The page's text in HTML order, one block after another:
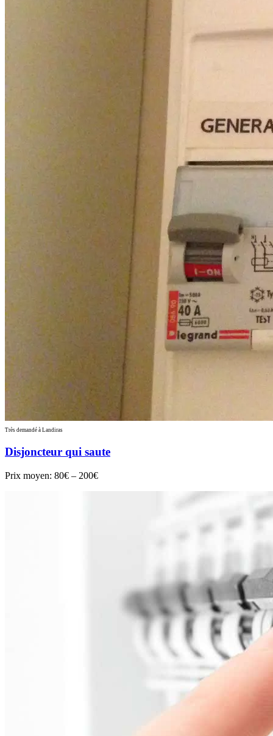
Très demandé à Landiras
Disjoncteur qui saute
Prix moyen: 80€ – 200€